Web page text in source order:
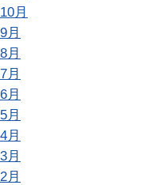
10月
9月
8月
7月
6月
5月
4月
3月
2月